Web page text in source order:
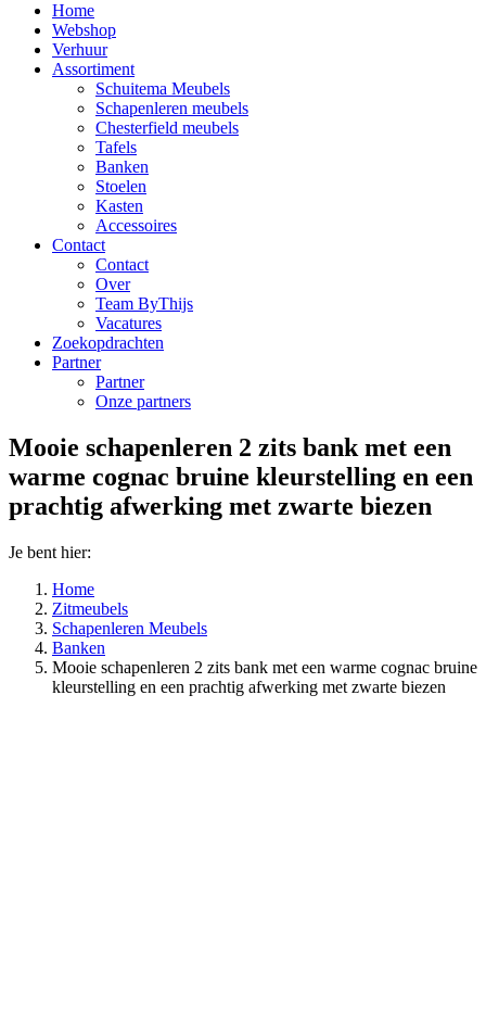
Home
Webshop
Verhuur
Assortiment
Schuitema Meubels
Schapenleren meubels
Chesterfield meubels
Tafels
Banken
Stoelen
Kasten
Accessoires
Contact
Contact
Over
Team ByThijs
Vacatures
Zoekopdrachten
Partner
Partner
Onze partners
Mooie schapenleren 2 zits bank met een
warme cognac bruine kleurstelling en een
prachtig afwerking met zwarte biezen
Je bent hier:
Home
Zitmeubels
Schapenleren Meubels
Banken
Mooie schapenleren 2 zits bank met een warme cognac bruine
kleurstelling en een prachtig afwerking met zwarte biezen